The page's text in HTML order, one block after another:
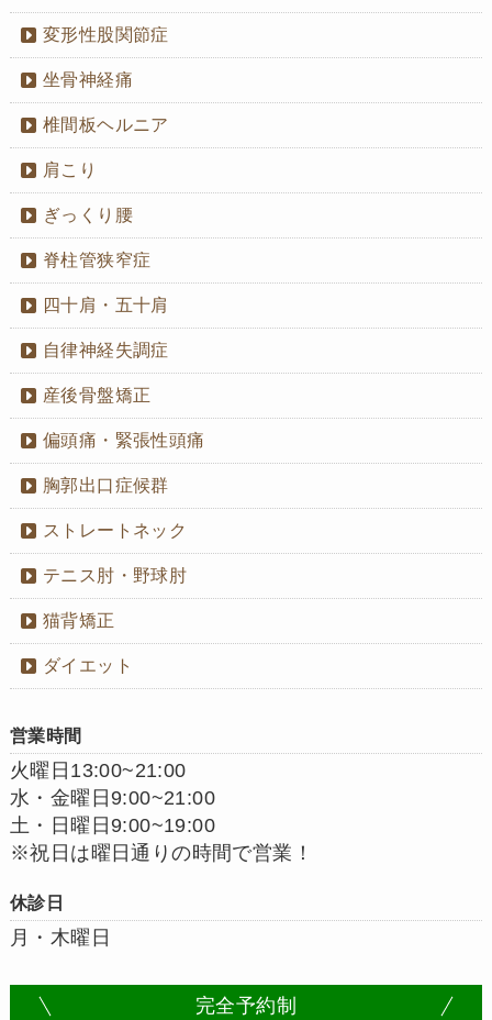
変形性股関節症
坐骨神経痛
椎間板ヘルニア
肩こり
ぎっくり腰
脊柱管狭窄症
四十肩・五十肩
自律神経失調症
産後骨盤矯正
偏頭痛・緊張性頭痛
胸郭出口症候群
ストレートネック
テニス肘・野球肘
猫背矯正
ダイエット
営業時間
火曜日13:00~21:00
水・金曜日9:00~21:00
土・日曜日9:00~19:00
※祝日は曜日通りの時間で営業！
休診日
月・木曜日
完全予約制